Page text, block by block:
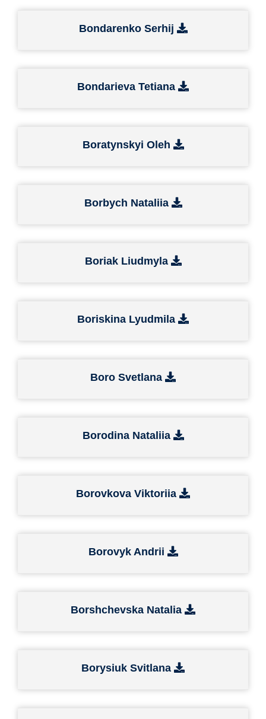
Bondarenko Serhij
Bondarieva Tetiana
Boratynskyi Oleh
Borbych Nataliia
Boriak Liudmyla
Boriskina Lyudmila
Boro Svetlana
Borodina Nataliia
Borovkova Viktoriia
Borovyk Andrii
Borshchevska Natalia
Borysiuk Svitlana